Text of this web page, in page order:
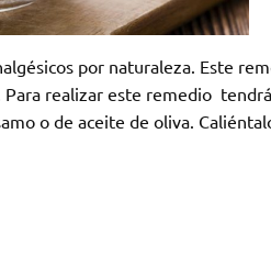
por naturaleza. Este
realizar este remedio
o de aceite de oliva.